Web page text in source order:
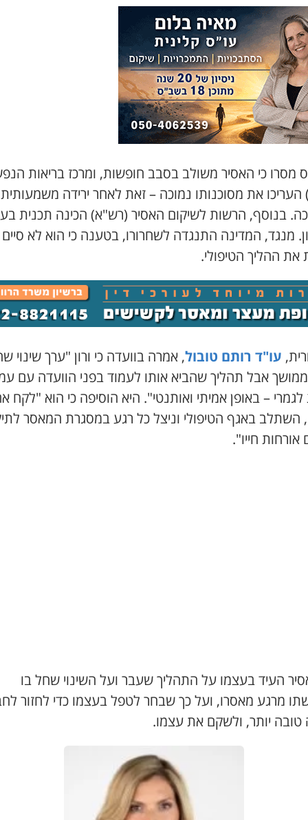
מסרו כי האסיר משולב בסבב חופשות, ומרכז בריאות
העריכו את מסוכנותו נמוכה – זאת לאחר ירידה משמעותית
בנוסף, הרשות לשיקום האסיר (רש"א) הכינה תכנית
מנגד, המדינה התנגדה לשחרורו, בטענה כי הוא לא סיים
את ההליך הטיפולי.
עו"ד רותם טובול, אמרה בוועדה כי ורון "ערך שינוי
אבל תהליך שהביא אותו לעמוד בפני הוועדה עם
לגמרי – באופן אמיתי ואותנטי". היא הוסיפה כי הוא "לקח
השתלב באגף הטיפולי וניצל כל רגע במסגרת המאסר
אורחות חייו".
העיד בעצמו על התהליך שעבר ועל השינוי שחל בו
מרגע מאסרו, ועל כך שבחר לטפל בעצמו כדי לחזור
טובה יותר, ולשקם את עצמו.